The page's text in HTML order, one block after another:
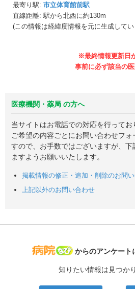
最寄り駅: 市立体育館前駅
直線距離: 駅から北西に約130m
(この情報は経緯度情報を元に生成して
医療機関・薬局 の方へ
当サイトはお電話での対応を行ってお
ご希望の内容ごとにお問い合わせフォ
すので、お手数ではございますが、
ますようお願いいたします。
掲載情報の修正・追加・削除のお問
上記以外のお問い合わせ
病院なび
からのアンケート
知りたい情報は見つか